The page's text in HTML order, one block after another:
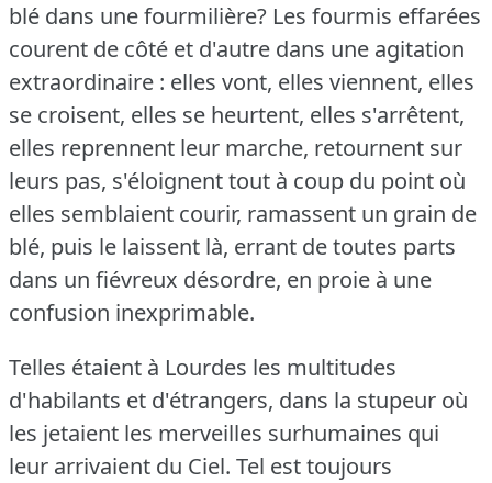
blé dans une fourmilière? Les fourmis effarées
courent de côté et d'autre dans une agitation
extraordinaire : elles vont, elles viennent, elles
se croisent, elles se heurtent, elles s'arrêtent,
elles reprennent leur marche, retournent sur
leurs pas, s'éloignent tout à coup du point où
elles semblaient courir, ramassent un grain de
blé, puis le laissent là, errant de toutes parts
dans un fiévreux désordre, en proie à une
confusion inexprimable.
Telles étaient à Lourdes les multitudes
d'habilants et d'étrangers, dans la stupeur où
les jetaient les merveilles surhumaines qui
leur arrivaient du Ciel. Tel est toujours